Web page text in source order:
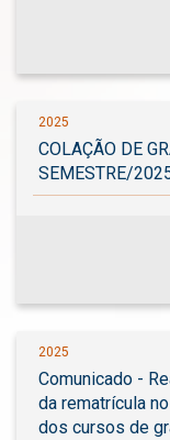
2025
COLAÇÃO DE
SEMESTRE/
2025
Comunicado -
da rematrícula
dos cursos de